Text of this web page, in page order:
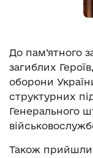
До пам’ятного
загиблих
оборони
структурних
Генерального
Також прийшли